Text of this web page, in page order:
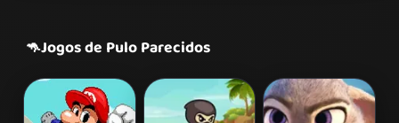
🦘Jogos de Pulo Parecidos